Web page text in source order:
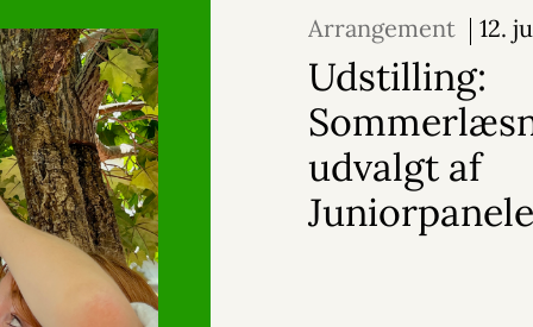
Arrangement
12.
2026
Udstilling:
udvalgt af